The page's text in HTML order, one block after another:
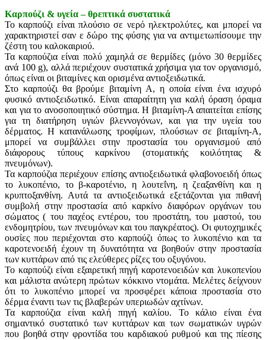
Καρπούζι & υγεία – θρεπτικά συστατικά
Το καρπούζι είναι πλούσιο σε νερό ηλεκτρολύτες, και μπορεί να
χαρακτηριστεί σαν ε δώρο της φύσης για να αντιμετωπίσουμε την
ζέστη του καλοκαιριού.
Τα καρπούζια είναι πολύ χαμηλά σε θερμίδες (μόνο 30 θερμίδες
ανά 100 g), αλλά περιέχουν συστατικά χρήσιμα για τον οργανισμό,
όπως είναι οι βιταμίνες και ορισμένα αντιοξειδωτικά.
Στο καρπούζι θα βρούμε βιταμίνη Α, η οποία είναι ένα ισχυρό
φυσικό αντιοξειδωτικό. Είναι απαραίτητη για καλή όραση όραμα
και για το ανοσοποιητικό σύστημα. Η βιταμίνη-Α απαιτείται επίσης
για τη διατήρηση υγιών βλεννογόνων, και για την υγεία του
δέρματος. Η κατανάλωσης τροφίμων, πλούσιων σε βιταμίνη-Α,
μπορεί να συμβάλλει στην προστασία του οργανισμού από
διάφορους τύπους καρκίνου (στοματικής κοιλότητας &
πνευμόνων).
Τα καρπούζια περιέχουν επίσης αντιοξειδωτικά φλαβονοειδή όπως
το λυκοπένιο, το β-καροτένιο, η λουτεΐνη, η ζεαξανθίνη και η
κρυπτοξανθίνη. Αυτά τα αντιοξειδωτικά εξετάζονται για πιθανή
συμβολή στην προστασία από καρκίνο διαφόρων οργάνων του
σώματος ( του παχέος εντέρου, του προστάτη, του μαστού, του
ενδομητρίου, των πνευμόνων και του παγκρέατος). Οι φυτοχημικές
ουσίες που περιέχονται στο καρπούζι όπως το λυκοπένιο και τα
καροτενοειδή έχουν τη δυνατότητα να βοηθούν στην προστασία
των κυττάρων από τις ελεύθερες ρίζες του οξυγόνου.
Το καρπούζι είναι εξαιρετική πηγή καροτενοειδών και λυκοπενίου
και μάλιστα ανώτερη πρώτων κόκκινο ντομάτα. Μελέτες δείχνουν
ότι το λυκοπένιο μπορεί να προσφέρει κάποια προστασία στο
δέρμα έναντι των τις βλαβερών υπεριωδών αχτίνων.
Τα καρπούζια είναι καλή πηγή καλίου. Το κάλιο είναι ένα
σημαντικό συστατικό των κυττάρων και των σωματικών υγρών
που βοηθά στην φροντίδα του καρδιακού ρυθμού και της πίεσης